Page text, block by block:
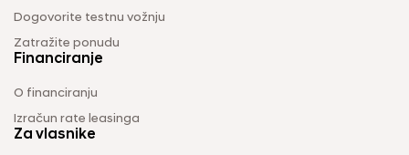
Dogovorite testnu vožnju
Zatražite ponudu
Financiranje
O financiranju
Izračun rate leasinga
Za vlasnike